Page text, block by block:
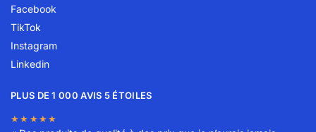
Facebook
TikTok
Instagram
Linkedin
PLUS DE 1 000 AVIS 5 ÉTOILES
★★★★★